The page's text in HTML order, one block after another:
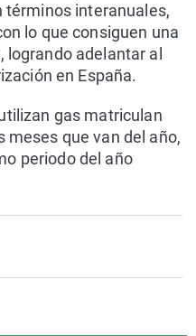
términos interanuales,
lo que consiguen una
logrando adelantar al
en España.
gas matriculan
meses que van del año,
periodo del año